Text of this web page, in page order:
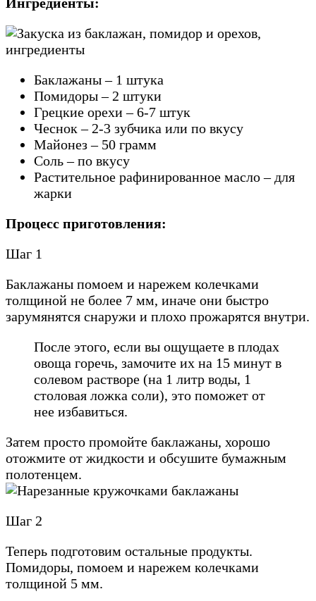
Баклажаны – 1 штука
Помидоры – 2 штуки
Грецкие орехи – 6-7 штук
Чеснок – 2-3 зубчика или по вкусу
Майонез – 50 грамм
Соль – по вкусу
Растительное рафинированное масло – для
жарки
Процесс приготовления:
Шаг 1
Баклажаны помоем и нарежем колечками
толщиной не более 7 мм, иначе они быстро
зарумянятся снаружи и плохо прожарятся внутри.
После этого, если вы ощущаете в плодах
овоща горечь, замочите их на 15 минут в
солевом растворе (на 1 литр воды, 1
столовая ложка соли), это поможет от
нее избавиться.
Затем просто промойте баклажаны, хорошо
отожмите от жидкости и обсушите бумажным
полотенцем.
Шаг 2
Теперь подготовим остальные продукты.
Помидоры, помоем и нарежем колечками
толщиной 5 мм.